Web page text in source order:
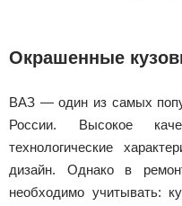
Окрашенные
ВАЗ — один из самых
России. Высокое
технологические
дизайн. Однако в
необходимо учитывать: